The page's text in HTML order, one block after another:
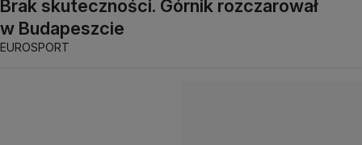
Brak skuteczności. Górnik rozczarował
w Budapeszcie
EUROSPORT